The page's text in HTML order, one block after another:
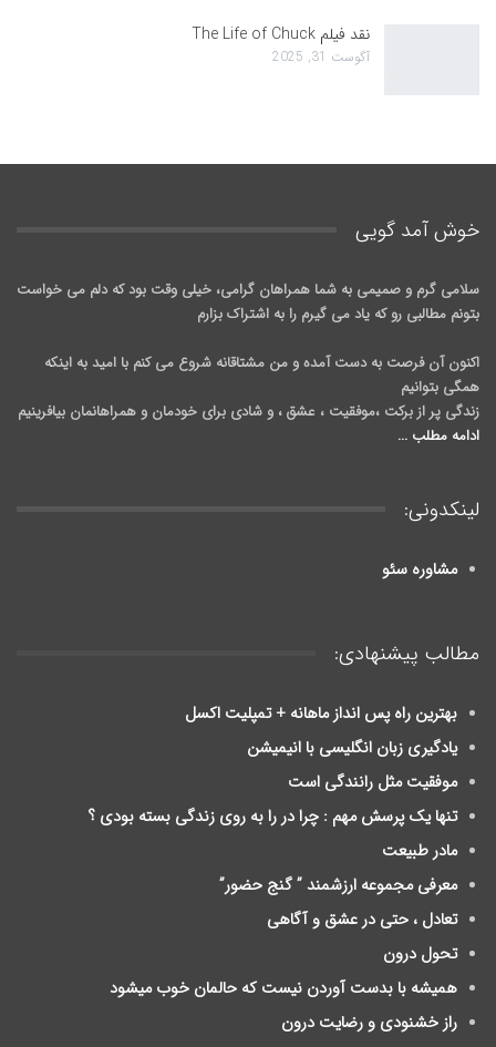
نقد فیلم The Life of Chuck
آگوست 31, 2025
خوش آمد گويی
سلامی گرم و صمیمی به شما همراهان گرامی، خیلی وقت بود که دلم می خواست
بتونم مطالبی رو که یاد می گیرم را به اشتراک بزارم
اکنون آن فرصت به دست آمده و من مشتاقانه شروع می کنم با امید به اینکه
همگی بتوانیم
زندگی پر از برکت ،موفقیت ، عشق ، و شادی برای خودمان و همراهانمان بیافرینیم
ادامه مطلب ...
لینکدونی:
مشاوره سئو
مطالب پیشنهادی:
بهترین راه پس انداز ماهانه + تمپلیت اکسل
یادگیری زبان انگلیسی با انیمیشن
موفقیت مثل رانندگی است
تنها یک پرسش مهم : چرا در را به روی زندگی بسته بودی ؟
مادر طبیعت
معرفی مجموعه ارزشمند ” گنج حضور”
تعادل ، حتی در عشق و آگاهی
تحول درون
ﻫﻤﯿﺸﻪ ﺑﺎ ﺑﺪﺳﺖ ﺁﻭﺭﺩﻥ ﻧﯿﺴﺖ ﮐﻪ ﺣﺎلمان ﺧﻮﺏ ﻣﯿﺸﻮﺩ
راز خشنودی و رضایت درون